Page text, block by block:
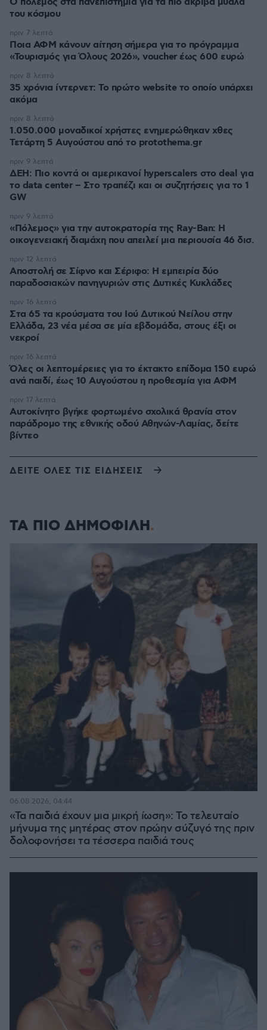
του κόσμου
Ποια ΑΦΜ κάνουν αίτηση σήμερα για το πρόγραμμα
«Τουρισμός για Όλους 2026», voucher έως 600 ευρώ
πριν 7 λεπτά
35 χρόνια ίντερνετ: Το πρώτο website το οποίο υπάρχει
ακόμα
πριν 8 λεπτά
1.050.000 μοναδικοί χρήστες ενημερώθηκαν χθες
Τετάρτη 5 Αυγούστου από το protothema.gr
πριν 8 λεπτά
ΔΕΗ: Πιο κοντά οι αμερικανοί hyperscalers στο deal για
το data center – Στο τραπέζι και οι συζητήσεις για το 1
GW
πριν 9 λεπτά
«Πόλεμος» για την αυτοκρατορία της Ray-Ban: Η
οικογενειακή διαμάχη που απειλεί μια περιουσία 46 δισ.
πριν 9 λεπτά
Αποστολή σε Σίφνο και Σέριφο: Η εμπειρία δύο
παραδοσιακών πανηγυριών στις Δυτικές Κυκλάδες
πριν 12 λεπτά
Στα 65 τα κρούσματα του Ιού Δυτικού Νείλου στην
Ελλάδα, 23 νέα μέσα σε μία εβδομάδα, στους έξι οι
νεκροί
πριν 16 λεπτά
Όλες οι λεπτομέρειες για το έκτακτο επίδομα 150 ευρώ
ανά παιδί, έως 10 Αυγούστου η προθεσμία για ΑΦΜ
πριν 16 λεπτά
Αυτοκίνητο βγήκε φορτωμένο σχολικά θρανία στον
παράδρομο της εθνικής οδού Αθηνών-Λαμίας, δείτε
βίντεο
πριν 17 λεπτά
ΔΕΙΤΕ ΟΛΕΣ ΤΙΣ ΕΙΔΗΣΕΙΣ
ΤΑ ΠΙΟ ΔΗΜΟΦΙΛΗ
«Τα παιδιά έχουν μια μικρή ίωση»: Το τελευταίο
μήνυμα της μητέρας στον πρώην σύζυγό της πριν
δολοφονήσει τα τέσσερα παιδιά τους
06.08.2026, 04:44